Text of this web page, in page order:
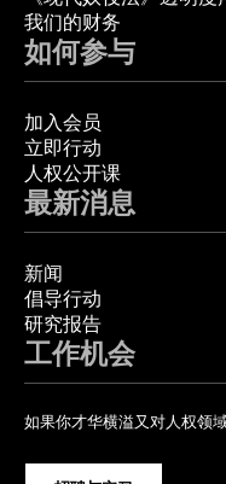
我们的财务
如何参与
加入会员
立即行动
人权公开课
最新消息
新闻
倡导行动
研究报告
工作机会
如果你才华横溢又对人权领